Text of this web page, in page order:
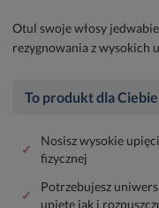
Otul swoje włosy
rezygnowania z wysokich
To produkt dla
✓
Nosisz wysokie
fizycznej
✓
Potrzebujesz
upięte jak i